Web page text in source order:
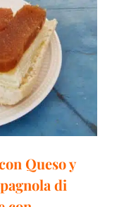
Queso y
di